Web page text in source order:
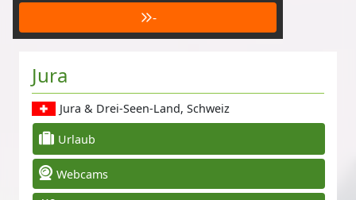
-
Jura
Jura & Drei-Seen-Land, Schweiz
Urlaub
Webcams